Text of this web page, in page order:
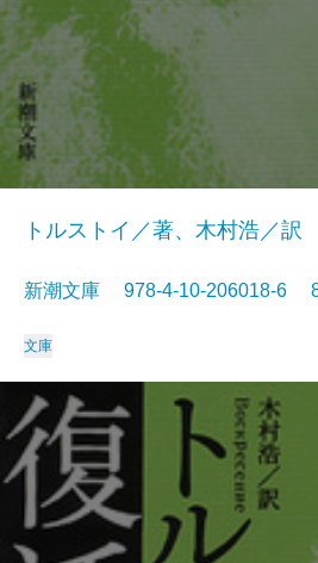
トルストイ／著、木村浩／訳
新潮文庫 978-4-10-206018-6
文庫